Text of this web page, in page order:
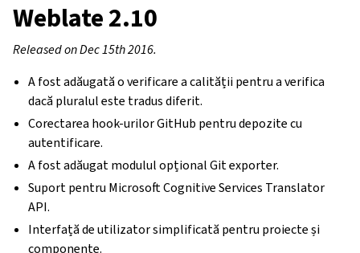
Weblate 2.10
Released on Dec 15th 2016.
A fost adăugată o verificare a calității pentru a verifica
dacă pluralul este tradus diferit.
Corectarea hook-urilor GitHub pentru depozite cu
autentificare.
A fost adăugat modulul opțional Git exporter.
Suport pentru Microsoft Cognitive Services Translator
API.
Interfață de utilizator simplificată pentru proiecte și
componente.